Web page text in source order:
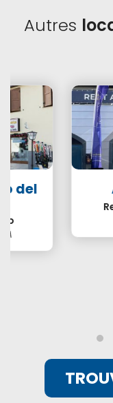
Autres
del
A